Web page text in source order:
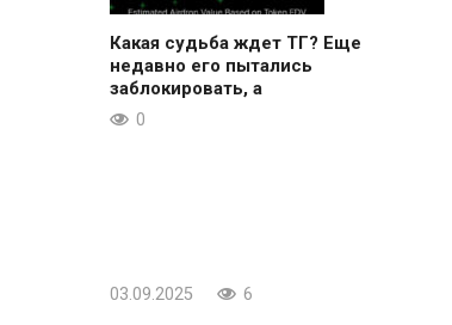
Какая судьба ждет ТГ? Еще
недавно его пытались
заблокировать, а
0
03.09.2025 6